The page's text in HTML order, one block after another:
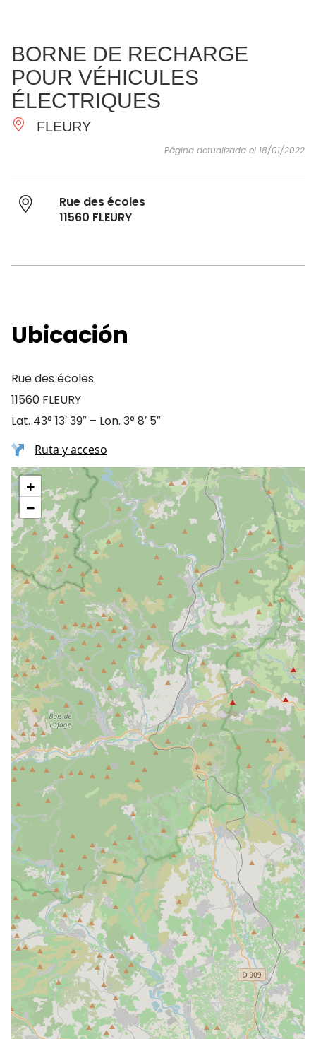
IMPRESCINDIBLES
HACER
INSPIRACIONES
BORNE DE RECHARGE
POUR VÉHICULES
ÉLECTRIQUES
FLEURY
Página actualizada el 18/01/2022
Rue des écoles
11560 FLEURY
Ubicación
Rue des écoles
11560 FLEURY
Lat. 43° 13′ 39″ – Lon. 3° 8′ 5″
Ruta y acceso
+
−